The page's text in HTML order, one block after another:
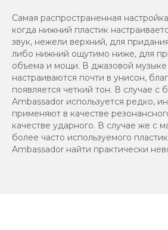
Самая распространенная
когда нижний пластик
звук, нежели верхний, для
либо нижний ощутимо ниже, для
объема и мощи. В джазовой музыке
настраиваются почти в унисон,
появляется четкий тон. В случае с
Ambassador используется редко,
применяют в качестве
качестве ударного. В случае же с
более часто используемого
Ambassador найти практически